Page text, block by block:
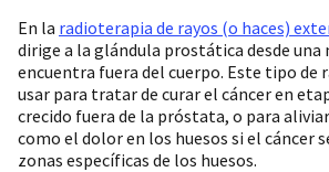
En la radioterapia de rayos (o haces)
dirige a la glándula prostática desde una
encuentra fuera del cuerpo. Este tipo de
usar para tratar de curar el cáncer en
crecido fuera de la próstata, o para
como el dolor en los huesos si el cáncer
zonas específicas de los huesos.